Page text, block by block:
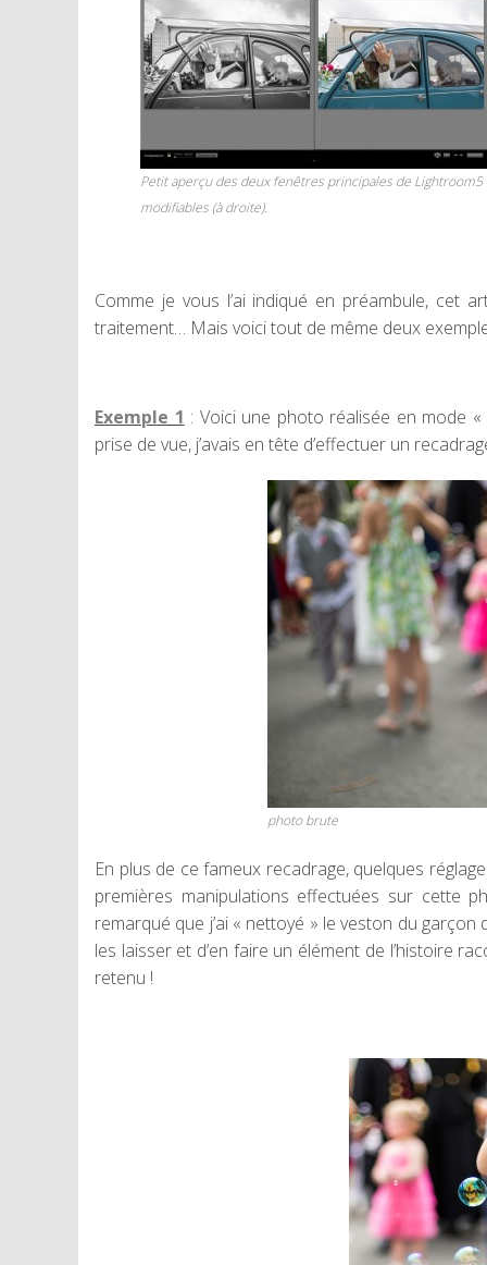
Petit aperçu des deux fenêtres principales de
modifiables (à droite).
Comme je vous l’ai indiqué en préambule, cet
traitement… Mais voici tout de même deux
Exemple 1 : Voici une photo réalisée en mode
prise de vue, j’avais en tête d’effectuer un
photo brute
En plus de ce fameux recadrage, quelques
premières manipulations effectuées sur cette
remarqué que j’ai « nettoyé » le veston du
les laisser et d’en faire un élément de l’histoire
retenu !